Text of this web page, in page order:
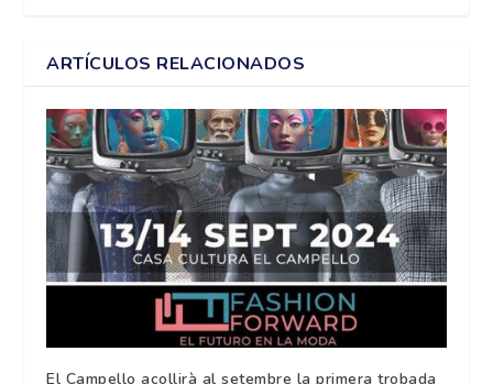
ARTÍCULOS RELACIONADOS
El Campello acollirà al setembre la primera trobada